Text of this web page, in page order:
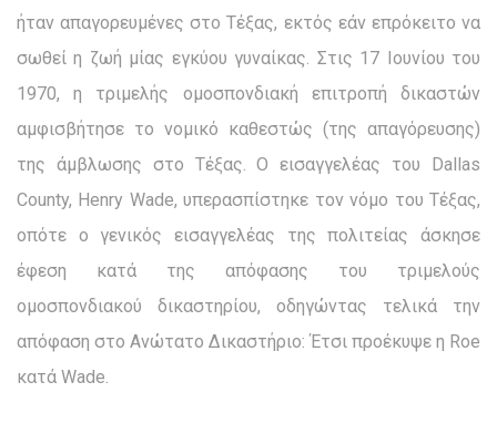
ήταν απαγορευμένες στο Τέξας, εκτός εάν επρόκειτο να
σωθεί η ζωή μίας εγκύου γυναίκας. Στις 17 Ιουνίου του
1970, η τριμελής ομοσπονδιακή επιτροπή δικαστών
αμφισβήτησε το νομικό καθεστώς (της απαγόρευσης)
της άμβλωσης στο Τέξας. Ο εισαγγελέας του Dallas
County, Henry Wade, υπερασπίστηκε τον νόμο του Τέξας,
οπότε ο γενικός εισαγγελέας της πολιτείας άσκησε
έφεση κατά της απόφασης του τριμελούς
ομοσπονδιακού δικαστηρίου, οδηγώντας τελικά την
απόφαση στο Ανώτατο Δικαστήριο: Έτσι προέκυψε η Roe
κατά Wade.